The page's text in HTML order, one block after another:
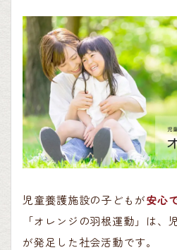
児童養護施設の子どもが安心
「オレンジの羽根運動」は、
が発足した社会活動です。